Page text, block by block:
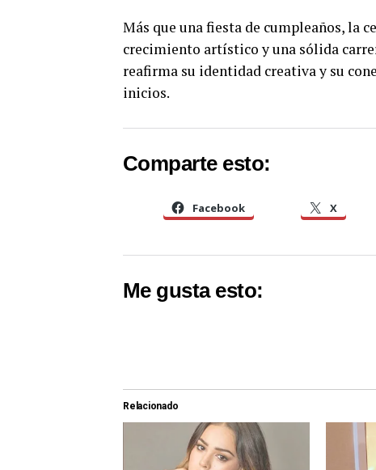
Más que una fiesta de cumpleaños, la
crecimiento artístico y una sólida
reafirma su identidad creativa y su
inicios.
Comparte esto:
Facebook X
Me gusta esto:
Relacionado